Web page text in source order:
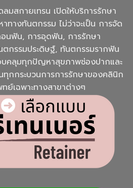
ายเทรน เปิดให้บริการรักษา
างทันตกรรม ไม่ว่าจะเป็น การจัด
นฟัน, การอุดฟัน, การรักษา
กรรมประดิษฐ์, ทันตกรรมรากฟัน
บคลุมทุกปัญหาสุขภาพช่องปากและ
นทุกกระบวนการการรักษาของคลินิก
ย์เฉพาะทางสาขาต่างๆ